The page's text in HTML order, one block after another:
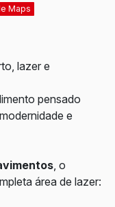
Maps
lazer e
pensado
e
, o
área de lazer: